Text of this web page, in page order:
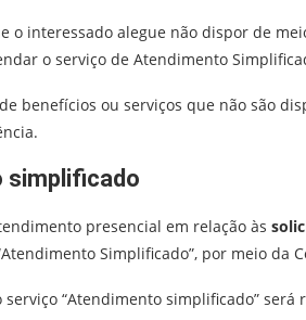
o interessado alegue não dispor de
o serviço de Atendimento
benefícios ou serviços que não são
simplificado
presencial em relação às
Simplificado”, por meio da
“Atendimento simplificado” será